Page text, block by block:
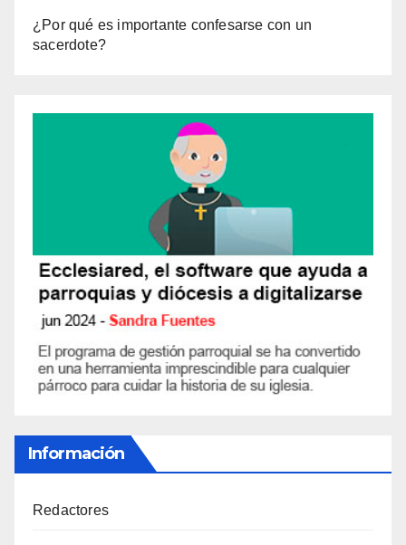
¿Por qué es importante confesarse con un
sacerdote?
Información
Redactores